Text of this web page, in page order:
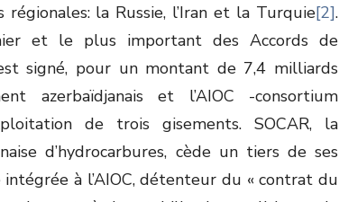
la Russie, l’Iran et la Turquie[2].
et le plus important des Accords de
signé, pour un montant de 7,4 milliards
azerbaïdjanais et l’AIOC -consortium
de trois gisements. SOCAR, la
d’hydrocarbures, cède un tiers de ses
à l’AIOC, détenteur du « contrat du